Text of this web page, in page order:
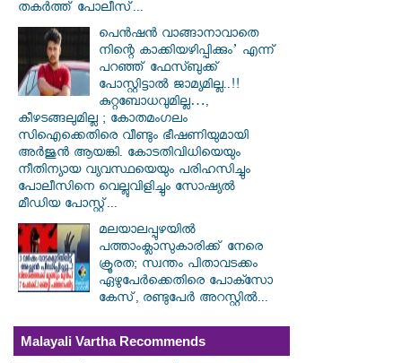
തകർത്ത് പോലീസ്...
പെൻഷൻ വാങ്ങാനാവാതെ
നിന്റെ കാക്കിയഴിപ്പിക്കും’ എന്ന്
പറഞ്ഞ് ഫേസ്ബുക്ക്
പോസ്റ്റിട്ടാൽ ജാമ്യമില്ല..!!
കുറ്റബോധവുമില്ല…,
കീഴടങ്ങലുമില്ല ; കോതമംഗലം
സിഐക്കെതിരെ വീണ്ടും ഭീഷണിയുമായി
അര്‍ജുന്‍ ആയങ്കി. കോടതിവിധിയെയും
നീതിന്യായ വ്യവസ്ഥയെയും പരിഹസിച്ചും
പോലീസിനെ വെല്ലുവിളിച്ചും സോഷ്യൽ
മീഡിയ പോസ്റ്റ്...
മലയാലപ്പുഴയിൽ
പത്താംക്ലാസുകാരിക്ക് നേരെ
ക്രൂരത; സ്വന്തം പിതാവടക്കം
ഏഴുപേർക്കെതിരെ പോക്സോ
കേസ്, രണ്ടുപേർ അറസ്റ്റിൽ...
Malayali Vartha Recommends